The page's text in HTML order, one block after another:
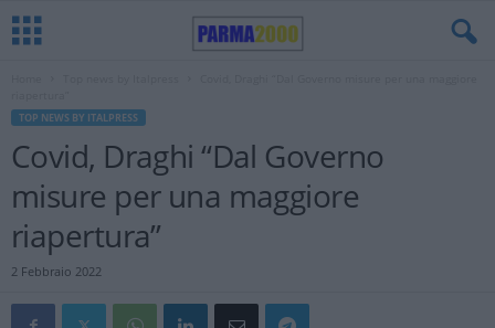
TOP NEWS BY ITALPRESS
Covid, Draghi “Dal Governo
misure per una maggiore
riapertura”
2 Febbraio 2022